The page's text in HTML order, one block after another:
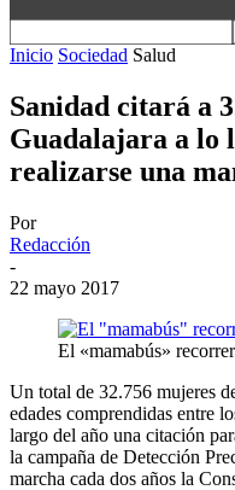
Inicio Sociedad Salud
Sanidad citará a
Guadalajara a lo
realizarse una
Por
Redacción
-
22 mayo 2017
El «mamabús»
Un total de 32.756 mujeres
edades comprendidas entre
largo del año una citación
la campaña de Detección
marcha cada dos años la